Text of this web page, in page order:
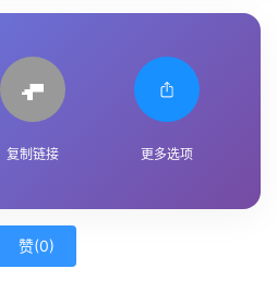
复制链接 更多选项
赞(0)